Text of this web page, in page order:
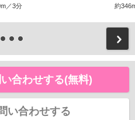
／3分 約
合わせする(無料)
い合わせする